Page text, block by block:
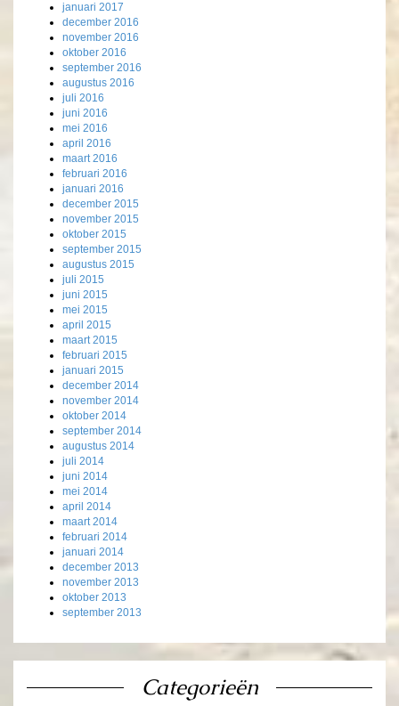
januari 2017
december 2016
november 2016
oktober 2016
september 2016
augustus 2016
juli 2016
juni 2016
mei 2016
april 2016
maart 2016
februari 2016
januari 2016
december 2015
november 2015
oktober 2015
september 2015
augustus 2015
juli 2015
juni 2015
mei 2015
april 2015
maart 2015
februari 2015
januari 2015
december 2014
november 2014
oktober 2014
september 2014
augustus 2014
juli 2014
juni 2014
mei 2014
april 2014
maart 2014
februari 2014
januari 2014
december 2013
november 2013
oktober 2013
september 2013
Categorieën